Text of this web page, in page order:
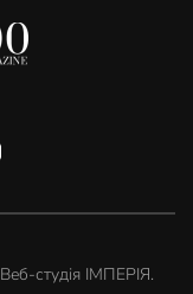
Веб-студія ІМПЕРІЯ.